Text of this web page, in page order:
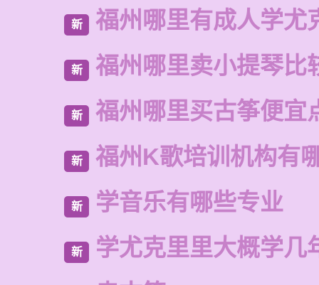
新 福州哪里有成人学尤
新 福州哪里卖小提琴比
新 福州哪里买古筝便宜
新 福州K歌培训机构有
新 学音乐有哪些专业
新
学尤克里里大概学几